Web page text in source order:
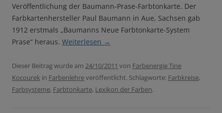
Veröffentlichung der Baumann-Prase-Farbtonkarte. Der
Farbkartenhersteller Paul Baumann in Aue, Sachsen gab
1912 erstmals „Baumanns Neue Farbtonkarte-System
Prase“ heraus. Weiterlesen →
Dieser Beitrag wurde am 24/10/2011 von Farbenergie Tine
Kocourek in Farbenlehreveröffentlicht. Schlagworte: Farbkreise,
Farbsysteme, Farbtonkarte, Lexikon der Farben.